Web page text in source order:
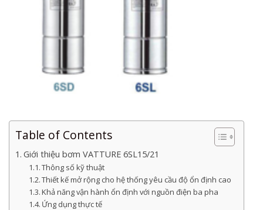
Table of Contents
Giới thiệu bơm VATTURE 6SL15/21
Thông số kỹ thuật
Thiết kế mở rộng cho hệ thống yêu cầu độ ổn định cao
Khả năng vận hành ổn định với nguồn điện ba pha
Ứng dụng thực tế